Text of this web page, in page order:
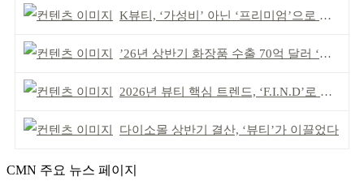
K뷰티, ‘가성비’ 아닌 ‘프리미엄’으로 승부걸어야
’26년 상반기 화장품 수출 70억 달러 ‘역대 최고’
2026년 뷰티 핵심 트렌드, ‘F.I.N.D’로 읽는다
다이소몰 상반기 결산, ‘뷰티’가 이끌었다
CMN 주요 뉴스 페이지